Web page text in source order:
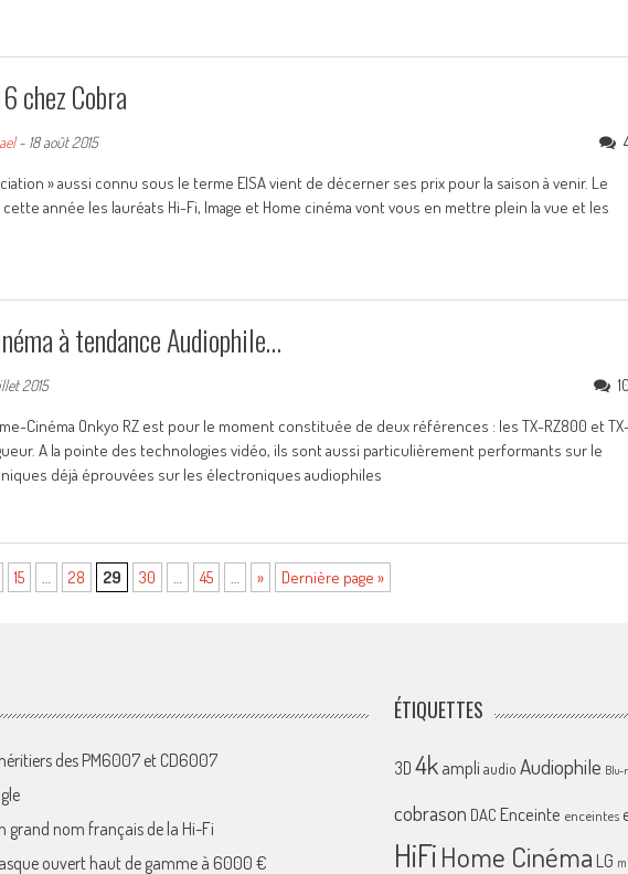
chez Cobra
- 18 août 2015
» aussi connu sous le terme EISA vient de décerner ses prix pour la saison à venir. Le
année les lauréats Hi-Fi, Image et Home cinéma vont vous en mettre plein la vue et les
à tendance Audiophile…
2015
Cinéma Onkyo RZ est pour le moment constituée de deux références : les TX-RZ800 et
A la pointe des technologies vidéo, ils sont aussi particulièrement performants sur le
déjà éprouvées sur les électroniques audiophiles
15 … 28 29 30 … 45 … » Dernière page »
des PM6007 et CD6007
grand nom français de la Hi-Fi
ouvert haut de gamme à 6000 €
ÉTIQUETTES
3D 4k ampliaudio Audiophile Blu-
cobrason DAC Enceinte enceintes
HiFiHome Cinéma LG